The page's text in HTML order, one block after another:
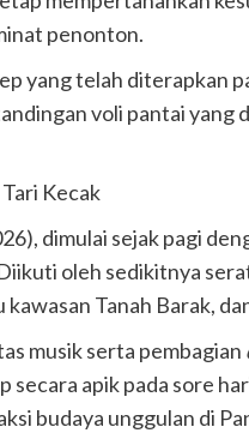
penonton.
yang telah diterapkan
voli pantai yang
Kecak
dimulai sejak pagi
oleh sedikitnya
Tanah Barak,
musik serta pembagian
apik pada sore
budaya unggulan di